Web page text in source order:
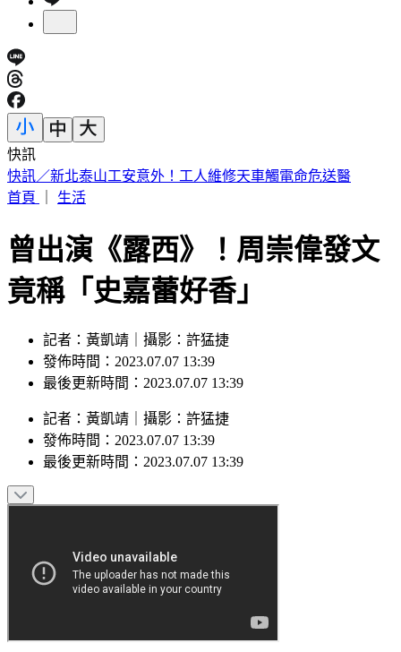
快訊
買疫苗遭詐騙10億 慈濟再發聲：捍衛捐款大眾權益
首頁
生活
曾出演《露西》！周崇偉發文
竟稱「史嘉蕾好香」
記者：黃凱靖｜攝影：許猛捷
發佈時間：2023.07.07 13:39
最後更新時間：2023.07.07 13:39
記者 ： 黃凱靖 攝影 ： 許猛捷
發佈時間： 2023.07.07 13:39
最後更新時間： 2023.07.07 13:39